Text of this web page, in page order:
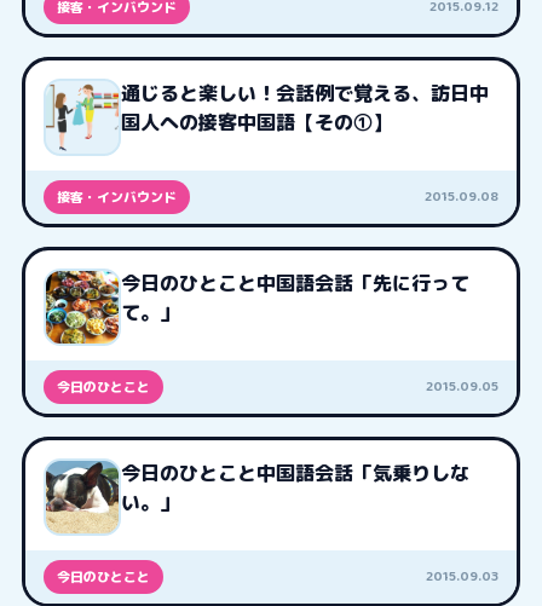
接客・インバウンド 2015.09.12
通じると楽しい！会話例で覚える、訪日中
国人への接客中国語【その①】
接客・インバウンド 2015.09.08
今日のひとこと中国語会話「先に行って
て。」
今日のひとこと 2015.09.05
今日のひとこと中国語会話「気乗りしな
い。」
今日のひとこと 2015.09.03